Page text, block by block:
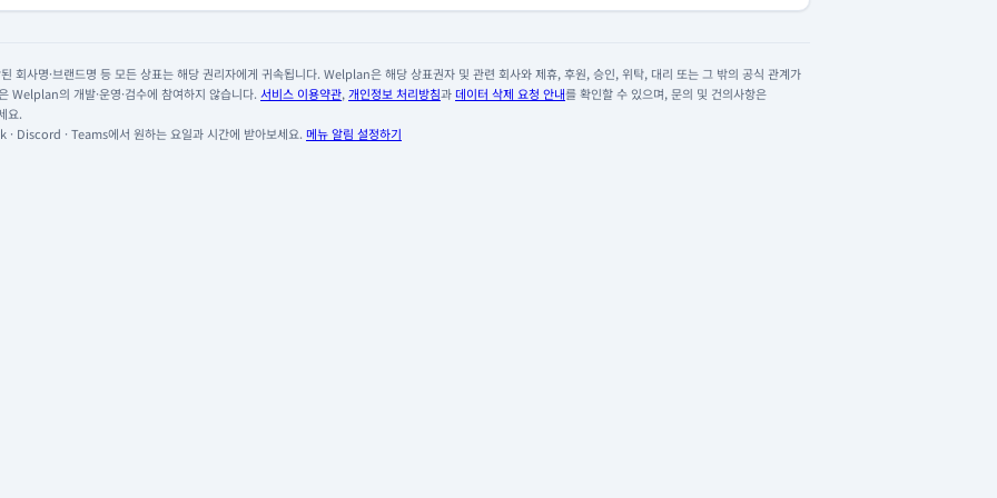
회사명·브랜드명 등 모든 상표는 해당 권리자에게 귀속됩니다. Welplan은 해당 상표권자 및 관련 회사와 제휴, 후원, 승인, 위탁, 대리 또는 그 밖의 공식 관계가
Welplan의 개발·운영·검수에 참여하지 않습니다. 서비스 이용약관, 개인정보 처리방침과데이터 삭제 요청 안내를 확인할 수 있으며, 문의 및 건의사항은
요.
· Discord · Teams에서 원하는 요일과 시간에 받아보세요. 메뉴 알림 설정하기